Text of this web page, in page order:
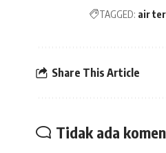
TAGGED: air
Share This Article
Tidak ada